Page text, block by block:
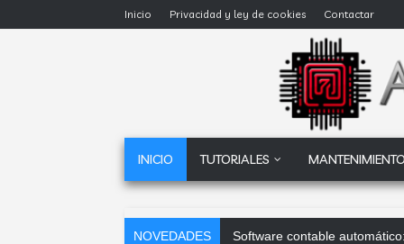
Inicio Privacidad y ley de cookies Contactar
INICIO TUTORIALES
NOVEDADES Software contable